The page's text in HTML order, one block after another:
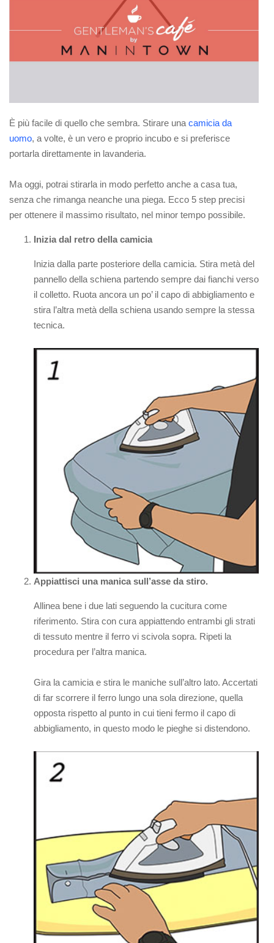
È più facile di quello che sembra. Stirare una camicia da
uomo, a volte, è un vero e proprio incubo e si preferisce
portarla direttamente in lavanderia.
Ma oggi, potrai stirarla in modo perfetto anche a casa tua,
senza che rimanga neanche una piega. Ecco 5 step precisi
per ottenere il massimo risultato, nel minor tempo possibile.
Inizia dal retro della camicia
Inizia dalla parte posteriore della camicia. Stira metà del
pannello della schiena partendo sempre dai fianchi verso
il colletto. Ruota ancora un po’ il capo di abbigliamento e
stira l’altra metà della schiena usando sempre la stessa
tecnica.
Appiattisci una manica sull’asse da stiro.
Allinea bene i due lati seguendo la cucitura come
riferimento. Stira con cura appiattendo entrambi gli strati
di tessuto mentre il ferro vi scivola sopra. Ripeti la
procedura per l’altra manica.
Gira la camicia e stira le maniche sull’altro lato. Accertati
di far scorrere il ferro lungo una sola direzione, quella
opposta rispetto al punto in cui tieni fermo il capo di
abbigliamento, in questo modo le pieghe si distendono.